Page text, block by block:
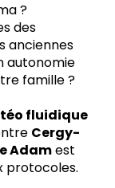
?
des
anciennes
autonomie
famille ?
fluidique
Cergy-
Adamest
protocoles.